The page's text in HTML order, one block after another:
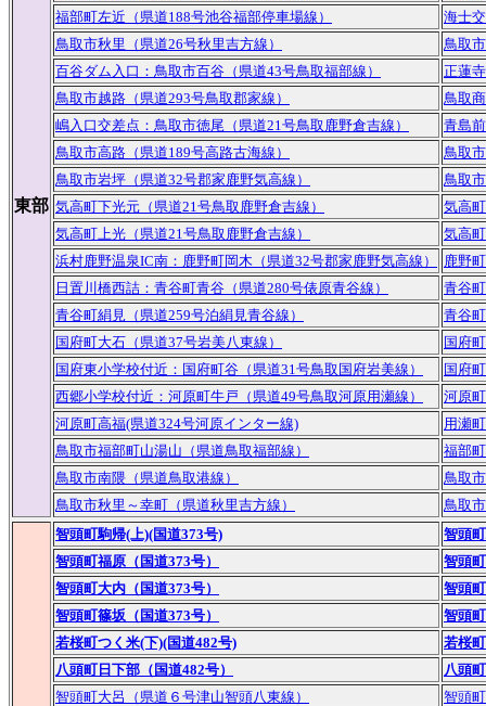
東部
福部町左近（県道188号池谷福部停車場線）
海士
鳥取市秋里（県道26号秋里吉方線）
鳥取
百谷ダム入口：鳥取市百谷（県道43号鳥取福部線）
正蓮
鳥取市越路（県道293号鳥取郡家線）
鳥取
嶋入口交差点：鳥取市徳尾（県道21号鳥取鹿野倉吉線）
青島
鳥取市高路（県道189号高路古海線）
鳥取
鳥取市岩坪（県道32号郡家鹿野気高線）
鳥取
気高町下光元（県道21号鳥取鹿野倉吉線）
気高
気高町上光（県道21号鳥取鹿野倉吉線）
気高
浜村鹿野温泉IC南：鹿野町岡木（県道32号郡家鹿野気高線）
鹿野
日置川橋西詰：青谷町青谷（県道280号俵原青谷線）
青谷
青谷町絹見（県道259号泊絹見青谷線）
青谷
国府町大石（県道37号岩美八東線）
国府
国府東小学校付近：国府町谷（県道31号鳥取国府岩美線）
国府
西郷小学校付近：河原町牛戸（県道49号鳥取河原用瀬線）
河原
河原町高福(県道324号河原インター線)
用瀬
鳥取市福部町山湯山（県道鳥取福部線）
福部
鳥取市南隈（県道鳥取港線）
鳥取
鳥取市秋里～幸町（県道秋里吉方線）
鳥取
智頭町駒帰(上)(国道373号)
智頭
智頭町福原（国道373号）
智頭
智頭町大内（国道373号）
智頭
智頭町篠坂（国道373号）
智頭
若桜町つく米(下)(国道482号)
若桜
八頭町日下部（国道482号）
八頭
智頭町大呂（県道６号津山智頭八東線）
智頭